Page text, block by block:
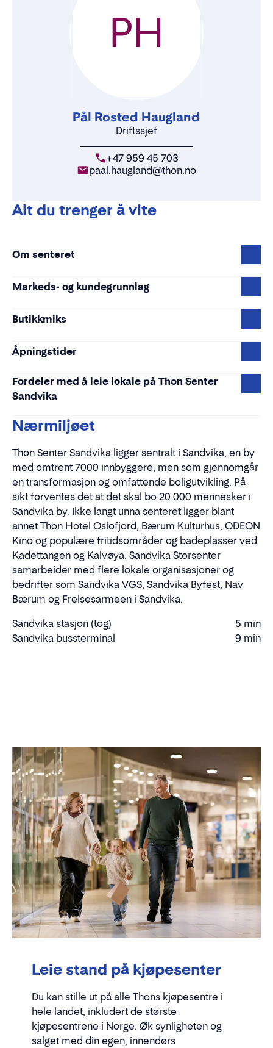
Pål Rosted Haugland
Driftssjef
+47 959 45 703
paal.haugland@thon.no
PH
Alt du trenger å vite
Om senteret
Markeds- og kundegrunnlag
Butikkmiks
Åpningstider
Fordeler med å leie lokale på Thon Senter
Sandvika
Nærmiljøet
Thon Senter Sandvika ligger sentralt i Sandvika, en by
med omtrent 7000 innbyggere, men som gjennomgår
en transformasjon og omfattende boligutvikling. På
sikt forventes det at det skal bo 20 000 mennesker i
Sandvika by. Ikke langt unna senteret ligger blant
annet Thon Hotel Oslofjord, Bærum Kulturhus, ODEON
Kino og populære fritidsområder og badeplasser ved
Kadettangen og Kalvøya. Sandvika Storsenter
samarbeider med flere lokale organisasjoner og
bedrifter som Sandvika VGS, Sandvika Byfest, Nav
Bærum og Frelsesarmeen i Sandvika.
Sandvika stasjon (tog)
5 min
Gåtid
Sandvika bussterminal 9 min
Gåtid
Leie stand på kjøpesenter
Du kan stille ut på alle Thons kjøpesentre i
hele landet, inkludert de største
kjøpesentrene i Norge. Øk synligheten og
salget med din egen, innendørs